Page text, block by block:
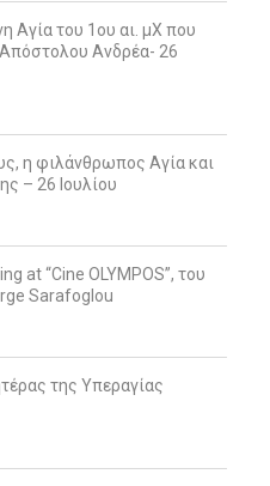
Αγία του 1ου αι. μΧ που
Ανδρέα- 26
η φιλάνθρωπος Αγία και
– 26 Ιουλίου
at “Cine OLYMPOS”, του
Sarafoglou
της Υπεραγίας